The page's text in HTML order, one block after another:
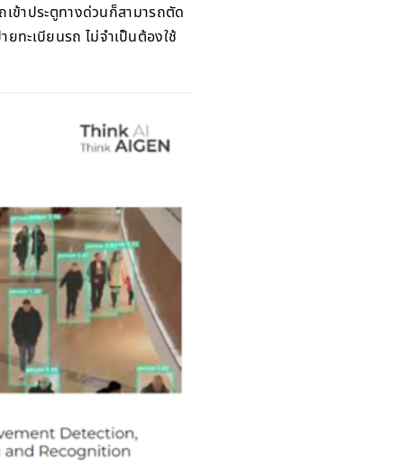
เข้าประตูทางด่วนก็สามารถตัด
ทะเบียนรถ ไม่จำเป็นต้องใช้